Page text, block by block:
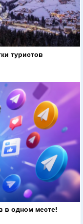
туристов
в одном месте!